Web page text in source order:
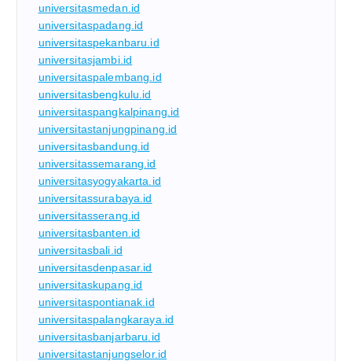
universitasmedan.id
universitaspadang.id
universitaspekanbaru.id
universitasjambi.id
universitaspalembang.id
universitasbengkulu.id
universitaspangkalpinang.id
universitastanjungpinang.id
universitasbandung.id
universitassemarang.id
universitasyogyakarta.id
universitassurabaya.id
universitasserang.id
universitasbanten.id
universitasbali.id
universitasdenpasar.id
universitaskupang.id
universitaspontianak.id
universitaspalangkaraya.id
universitasbanjarbaru.id
universitastanjungselor.id